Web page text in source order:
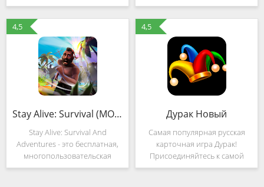
управления войском "не
выходя из корабля" откроет
перед вами безграничный
спектр возможностей для
реализации
вероломно похищен прямо
из тронного зала. Короли
созвали лучших героев и
объявили любую награду
тому, кто вернет
4,5
Stay Alive: Survival (MOD, Unlimited Money)
Stay Alive: Survival And
Adventures - это бесплатная,
многопользовательская
MMORPG игра, с элементами
4,5
Дурак Новый
Самая популярная русская
карточная игра Дурак!
Присоединяйтесь к самой
популярной в мире игре